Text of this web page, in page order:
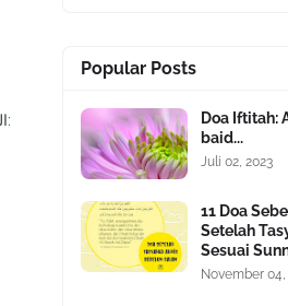
الحمد لله، حمدا كثيرا طيبا مباركا فيه كما يحب ربنا ويرضى، أشهد أن لا إلــه إلا الله وأشهد أن محمدا عبده ورسوله، أما بعد:
Popular Posts
Doa Iftitah:
baid...
Juli 02, 2023
11 Doa
Setelah
Sesuai
November 04,